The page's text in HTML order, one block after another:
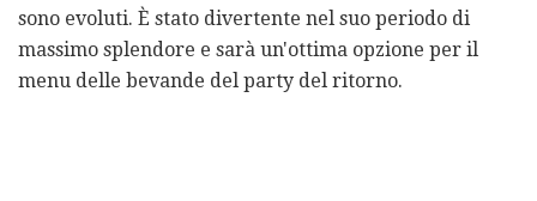
sono evoluti. È stato divertente nel suo periodo di
massimo splendore e sarà un'ottima opzione per il
menu delle bevande del party del ritorno.